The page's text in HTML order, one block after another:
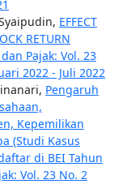
EFFECT
RETURN
Pajak: Vol. 23
2022 - Juli 2022
Pengaruh
Kepemilikan
(Studi Kasus
di BEI Tahun
Vol. 23 No. 2